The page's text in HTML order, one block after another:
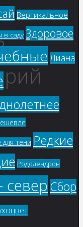
Вертикальное
в саду Здоровое
Лиана
для тени Редкие
Рододендрон
северСбор